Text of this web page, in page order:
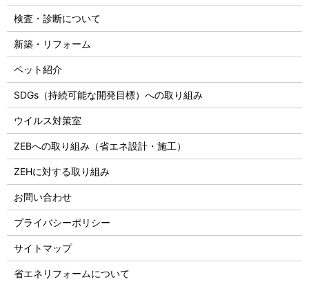
検査・診断について
新築・リフォーム
ペット紹介
SDGs（持続可能な開発目標）への取り組み
ウイルス対策室
ZEBへの取り組み（省エネ設計・施工）
ZEHに対する取り組み
お問い合わせ
プライバシーポリシー
サイトマップ
省エネリフォームについて